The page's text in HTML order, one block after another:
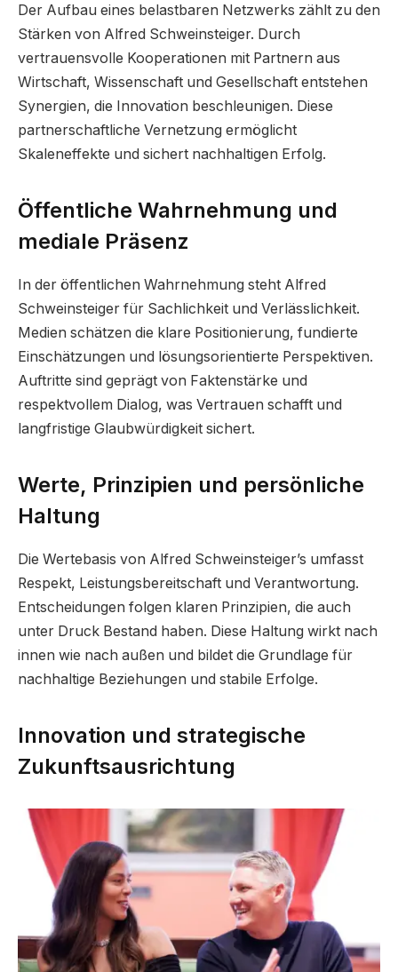
Der Aufbau eines belastbaren Netzwerks zählt zu den
Stärken von Alfred Schweinsteiger. Durch
vertrauensvolle Kooperationen mit Partnern aus
Wirtschaft, Wissenschaft und Gesellschaft entstehen
Synergien, die Innovation beschleunigen. Diese
partnerschaftliche Vernetzung ermöglicht
Skaleneffekte und sichert nachhaltigen Erfolg.
Öffentliche Wahrnehmung und
mediale Präsenz
In der öffentlichen Wahrnehmung steht Alfred
Schweinsteiger für Sachlichkeit und Verlässlichkeit.
Medien schätzen die klare Positionierung, fundierte
Einschätzungen und lösungsorientierte Perspektiven.
Auftritte sind geprägt von Faktenstärke und
respektvollem Dialog, was Vertrauen schafft und
langfristige Glaubwürdigkeit sichert.
Werte, Prinzipien und persönliche
Haltung
Die Wertebasis von Alfred Schweinsteiger’s umfasst
Respekt, Leistungsbereitschaft und Verantwortung.
Entscheidungen folgen klaren Prinzipien, die auch
unter Druck Bestand haben. Diese Haltung wirkt nach
innen wie nach außen und bildet die Grundlage für
nachhaltige Beziehungen und stabile Erfolge.
Innovation und strategische
Zukunftsausrichtung